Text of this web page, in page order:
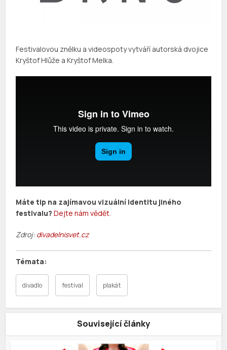
Festivalovou znělku a videospoty vytváří autorská dvojice
Kryštof Hlůže a Kryštof Melka.
Máte tip na zajímavou vizuální identitu jiného
festivalu? Dejte nám vědět.
Zdroj:divadelnisvet.cz
divadlo festival plakát
Související články